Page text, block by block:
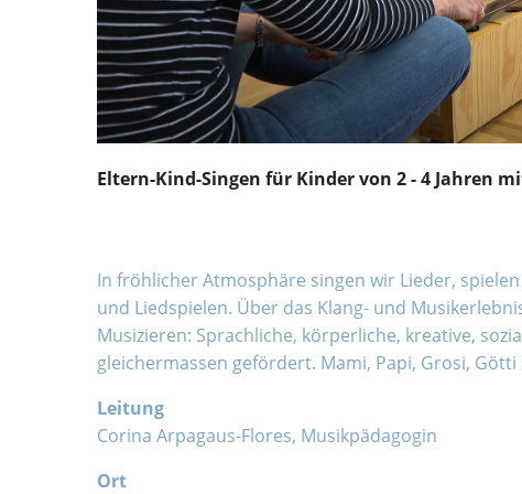
Eltern-Kind-Singen für Kinder von 2 - 4 Jahren
In fröhlicher Atmosphäre singen wir Lieder,
und Liedspielen. Über das Klang- und
Musizieren: Sprachliche, körperliche, kreative,
gleichermassen gefördert. Mami, Papi, Grosi,
Leitung
Corina Arpagaus-Flores, Musikpädagogin
Ort